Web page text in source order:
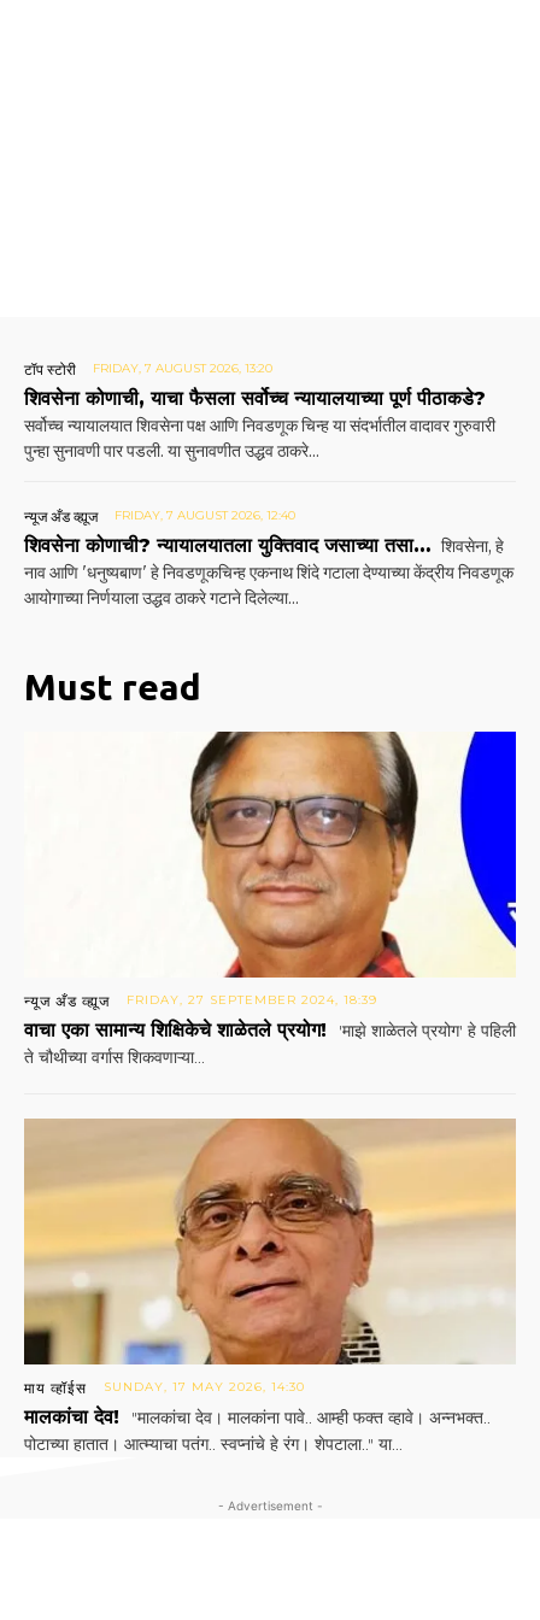
टॉप स्टोरी FRIDAY, 7 AUGUST 2026, 13:20
शिवसेना कोणाची, याचा फैसला सर्वोच्च न्यायालयाच्या पूर्ण पीठाकडे?
सर्वोच्च न्यायालयात शिवसेना पक्ष आणि निवडणूक चिन्ह या संदर्भातील वादावर गुरुवारी
पुन्हा सुनावणी पार पडली. या सुनावणीत उद्धव ठाकरे...
न्यूज अँड व्ह्यूज FRIDAY, 7 AUGUST 2026, 12:40
शिवसेना कोणाची? न्यायालयातला युक्तिवाद जसाच्या तसा… शिवसेना, हे
नाव आणि 'धनुष्यबाण' हे निवडणूकचिन्ह एकनाथ शिंदे गटाला देण्याच्या केंद्रीय निवडणूक
आयोगाच्या निर्णयाला उद्धव ठाकरे गटाने दिलेल्या...
Must read
न्यूज अँड व्ह्यूज FRIDAY, 27 SEPTEMBER 2024, 18:39
वाचा एका सामान्य शिक्षिकेचे शाळेतले प्रयोग!
'माझे शाळेतले प्रयोग' हे पहिली
ते चौथीच्या वर्गास शिकवणाऱ्या...
माय व्हॉईस SUNDAY, 17 MAY 2026, 14:30
मालकांचा देव!
"मालकांचा देव। मालकांना पावे.. आम्ही फक्त व्हावे। अन्नभक्त..
पोटाच्या हातात। आत्म्याचा पतंग.. स्वप्नांचे हे रंग। शेपटाला.." या...
- Advertisement -